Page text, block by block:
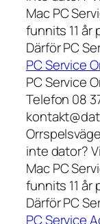
Mac PC
funnits 11 år
Därför PC
PC Service
PC Service
Telefon 08
inte dator?
Mac PC
funnits 11 år
Därför PC
PC Service